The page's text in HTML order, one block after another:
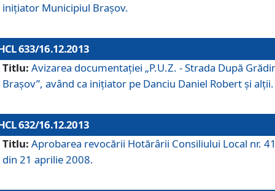
iniţiator Municipiul Braşov.
633/16.12.2013
Titlu: Avizarea documentaţiei „P.U.Z. - Strada După
Braşov”, având ca iniţiator pe Danciu Daniel Robert şi alţii.
632/16.12.2013
Titlu: Aprobarea revocării Hotărârii Consiliului Local nr.
din 21 aprilie 2008.